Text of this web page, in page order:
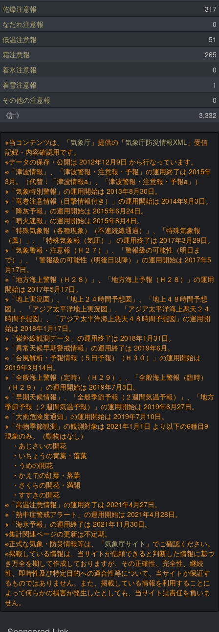
乾燥注意報
317
なだれ注意報
0
低温注意報
51
霜注意報
265
着氷注意報
0
着雪注意報
1
その他の注意報
0
《計》
3,332
※当コンテンツは、「気象庁 」提供の「気象庁防災情報XML 」受信
記録・内容確認用です。
※データの保存・公開は 2012年12月9日 から行なっています。
※「津波情報」、「津波警報・注意報・予報」の運用終了は 2015年
3月。（代替：「津波情報a」、「津波警報・注意報・予報a」）
※「気象特別警報」の運用開始は 2013年8月30日。
※「竜巻注意情報（目撃情報付き）」の運用開始は 2014年9月3日。
※「降灰予報」の運用開始は 2015年6月24日。
※「噴火速報」の運用開始は 2015年8月4日。
※「特殊気象報（各種現象）（不連続線通過）」、「特殊気象報
（風）」、「特殊気象報（気圧）」 の運用終了は 2017年3月29日。
※「気象警報・注意報（Ｈ２７）」、「警報級の可能性（明日ま
で）」、「警報級の可能性（明後日以降）」の運用開始は 2017年5
月17日。
※「地方海上警報（Ｈ２８）」、「地方海上予報（Ｈ２８）」の運用
開始は 2017年5月17日。
※「地上実況図」、「地上２４時間予想図」、「地上４８時間予想
図」、「アジア太平洋地上実況図」、「アジア太平洋海上悪天２４
時間予想図」、「アジア太平洋海上悪天４８時間予想図」の運用開
始は 2018年1月17日。
※「紫外線観測データ」の運用終了は 2018年1月31日。
※「異常天候早期警戒情報」の運用終了は 2019年6月。
※「台風解析・予報情報（５日予報）（Ｈ３０）」の運用開始は
2019年3月14日。
※「全般海上警報（定時）（Ｈ２９）」、「全般海上警報（臨時）
（Ｈ２９）」の運用開始は 2019年7月3日。
※「早期天候情報」、「全般季節予報（２週間気温予報）」、「地方
季節予報（２週間気温予報）」の運用開始は 2019年6月27日。
※「大雨危険度通知」の運用開始は 2019年7月10日。
※「生物季節観測」の観測対象は 2021年1月1日 より以下の6種目9
現象のみ。（動物はなし）
・あじさいの開花
・いちょうの黄葉・落葉
・うめの開花
・かえでの紅葉・落葉
・さくらの開花・満開
・すすきの開花
※「高温注意情報」の運用終了は 2021年4月27日。
※「熱中症警戒アラート」の運用開始は 2021年4月28日。
※「海氷予報」の運用終了は 2021年11月30日。
※集計関連ページの更新は不定期。
※正式な気象・防災情報等は、「気象庁サイト 」でご確認ください。
※掲載している情報は、当サイトが信頼できると判断した情報に基づ
き万全を期して作成しておりますが、その正確性、完全性、継続
性、即時性及び特定目的への適合性等について、当サイトが保証す
るものではありません。また、掲載している情報を利用することに
よって何らかの損害が発生したとしても、当サイトは責任を負いま
せん。